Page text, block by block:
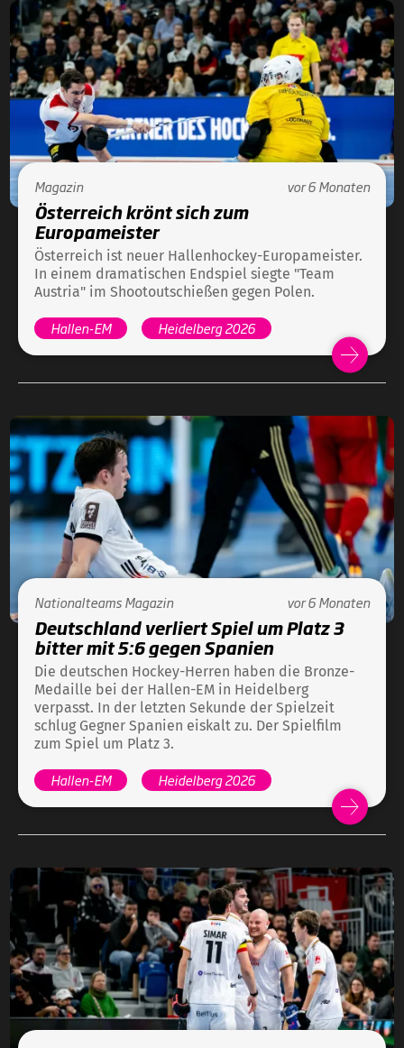
Magazin vor 6 Monaten
Österreich krönt sich zum
Europameister
Österreich ist neuer Hallenhockey-Europameister.
In einem dramatischen Endspiel siegte "Team
Austria" im Shootoutschießen gegen Polen.
Hallen-EM Heidelberg 2026
NationalteamsMagazin vor 6 Monaten
Deutschland verliert Spiel um Platz 3
bitter mit 5:6 gegen Spanien
Die deutschen Hockey-Herren haben die Bronze-
Medaille bei der Hallen-EM in Heidelberg
verpasst. In der letzten Sekunde der Spielzeit
schlug Gegner Spanien eiskalt zu. Der Spielfilm
zum Spiel um Platz 3.
Hallen-EM Heidelberg 2026